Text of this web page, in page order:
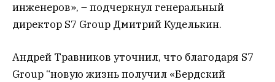
инженеров», – подчеркнул генеральный
директор S7 Group Дмитрий Куделькин.
Андрей Травников уточнил, что благодаря S7
Group “новую жизнь получил «Бердский